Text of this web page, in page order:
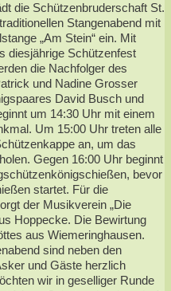
die Schützenbruderschaft St.
Stangenabend mit
„Am Stein“ ein. Mit
diesjährige Schützenfest
die Nachfolger des
und Nadine Grosser
David Busch und
um 14:30 Uhr mit einem
Um 15:00 Uhr treten alle
an, um das
Gegen 16:00 Uhr beginnt
bevor
startet. Für die
der Musikverein „Die
Hoppecke. Die Bewirtung
aus Wiemeringhausen.
sind neben den
und Gäste herzlich
wir in geselliger Runde